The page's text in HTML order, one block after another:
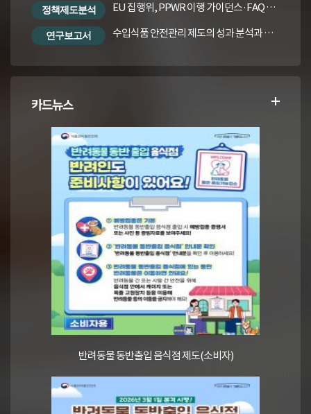
정책제도분석 EU 집행위, PPWR 이행 가이던스·FAQ 번역본
연구보고서 수입식품 안전관리 제도의 성과 분석과 수입식품법령의 재정비 방안
카드뉴스
반려동물 동반출입 음식점 제도(소비자)